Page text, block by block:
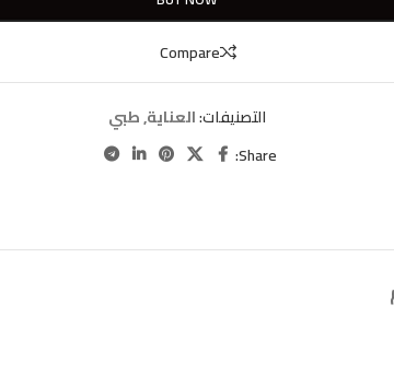
Compare
التصنيفات:العناية,طبي
Share: